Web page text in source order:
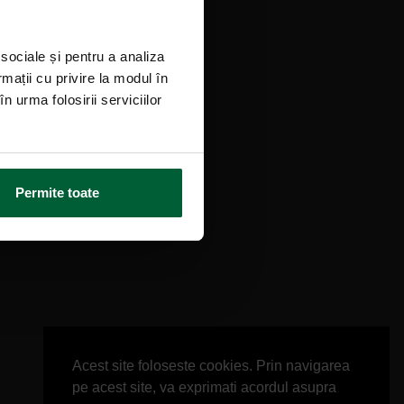
și pentru a analiza
cu privire la modul în
urma folosirii serviciilor
Permite toate
Acest site foloseste cookies. Prin navigarea
pe acest site, va exprimati acordul asupra